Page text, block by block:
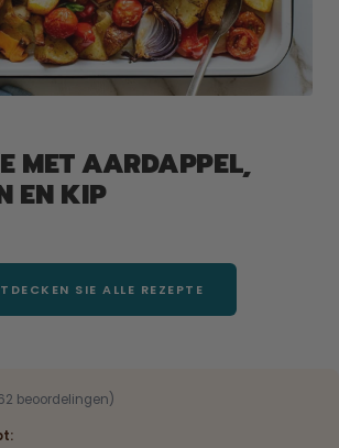
MET AARDAPPEL,
EN KIP
SIE ALLE REZEPTE
beoordelingen)